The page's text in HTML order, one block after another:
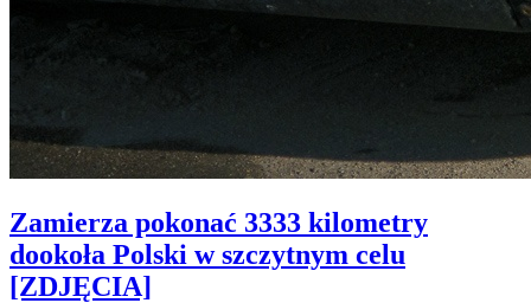
Zamierza pokonać 3333 kilometry
dookoła Polski w szczytnym celu
[ZDJĘCIA]